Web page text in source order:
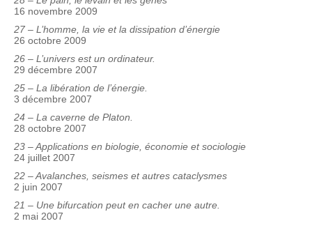
16 novembre 2009
27 – L’homme, la vie et la dissipation d’énergie
26 octobre 2009
26 – L’univers est un ordinateur.
29 décembre 2007
25 – La libération de l’énergie.
3 décembre 2007
24 – La caverne de Platon.
28 octobre 2007
23 – Applications en biologie, économie et sociologie
24 juillet 2007
22 – Avalanches, seismes et autres cataclysmes
2 juin 2007
21 – Une bifurcation peut en cacher une autre.
2 mai 2007